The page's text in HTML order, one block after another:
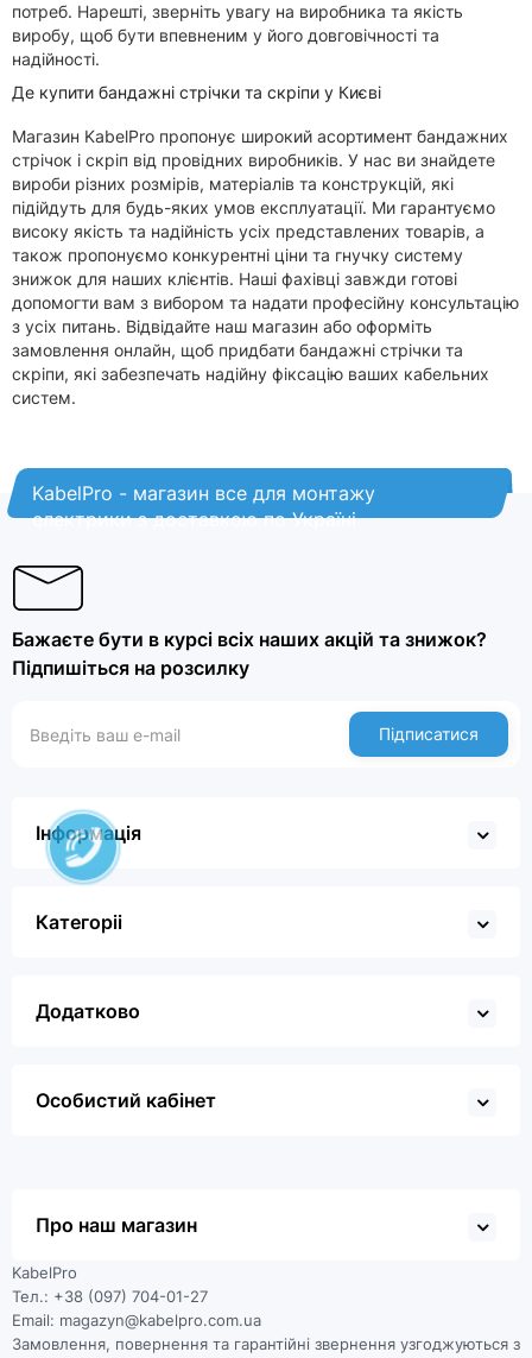
потреб. Нарешті, зверніть увагу на виробника та якість
виробу, щоб бути впевненим у його довговічності та
надійності.
Де купити бандажні стрічки та скріпи у Києві
Магазин KabelPro пропонує широкий асортимент бандажних
стрічок і скріп від провідних виробників. У нас ви знайдете
вироби різних розмірів, матеріалів та конструкцій, які
підійдуть для будь-яких умов експлуатації. Ми гарантуємо
високу якість та надійність усіх представлених товарів, а
також пропонуємо конкурентні ціни та гнучку систему
знижок для наших клієнтів. Наші фахівці завжди готові
допомогти вам з вибором та надати професійну консультацію
з усіх питань. Відвідайте наш магазин або оформіть
замовлення онлайн, щоб придбати бандажні стрічки та
скріпи, які забезпечать надійну фіксацію ваших кабельних
систем.
KabelPro - магазин все для монтажу
електрики з доставкою по Україні
Бажаєте бути в курсі всіх наших акцій та знижок?
Підпишіться на розсилку
Підписатися
Інформація
Категоріі
Додатково
Особистий кабінет
Про наш магазин
KabelPro
Тел.: +38 (097) 704-01-27
Email: magazyn@kabelpro.com.ua
Замовлення, повернення та гарантійні звернення узгоджуються з